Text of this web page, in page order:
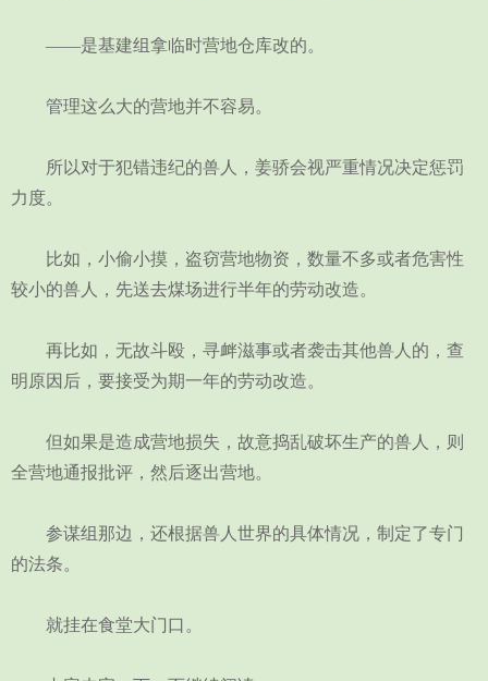
——是基建组拿临时营地仓库改的。
管理这么大的营地并不容易。
所以对于犯错违纪的兽人，姜骄会视严重情况决定惩罚
力度。
比如，小偷小摸，盗窃营地物资，数量不多或者危害性
较小的兽人，先送去煤场进行半年的劳动改造。
再比如，无故斗殴，寻衅滋事或者袭击其他兽人的，查
明原因后，要接受为期一年的劳动改造。
但如果是造成营地损失，故意捣乱破坏生产的兽人，则
全营地通报批评，然后逐出营地。
参谋组那边，还根据兽人世界的具体情况，制定了专门
的法条。
就挂在食堂大门口。